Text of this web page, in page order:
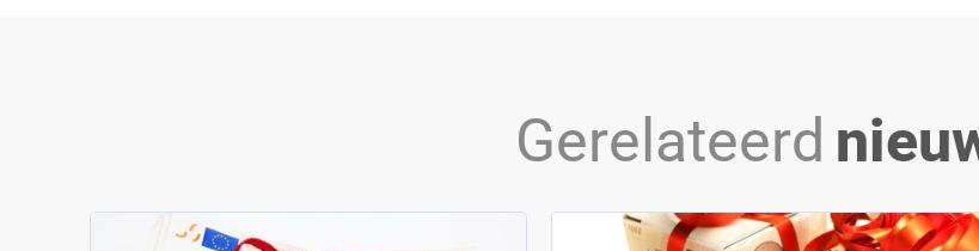
Gerelateerd